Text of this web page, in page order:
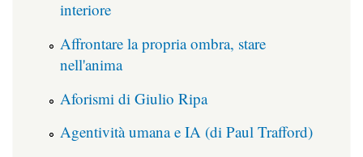
interiore
Affrontare la propria ombra, stare
nell'anima
Aforismi di Giulio Ripa
Agentività umana e IA (di Paul Trafford)